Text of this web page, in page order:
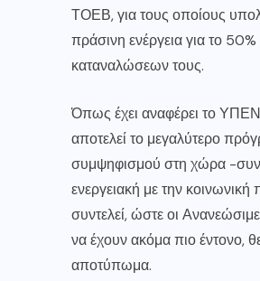
ΤΟΕΒ, για τους οποίους
πράσινη ενέργεια για το
καταναλώσεων τους.
Όπως έχει αναφέρει το
αποτελεί το μεγαλύτερο
συμψηφισμού στη χώρα -
ενεργειακή με την κοινωνική
συντελεί, ώστε οι
να έχουν ακόμα πιο έντονο,
αποτύπωμα.